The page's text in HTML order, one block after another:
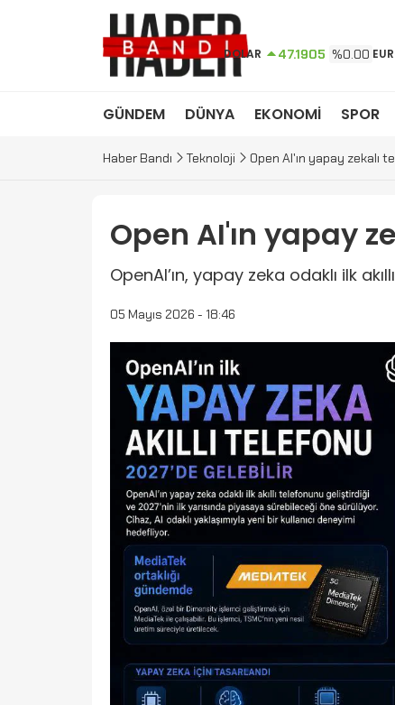
DOLAR 47.1905 %0.00
GÜNDEM DÜNYA EKONOMİ SPOR
Haber Bandı Teknoloji Open AI'ın yapay zekalı
Open AI'ın yapay
OpenAI’ın, yapay zeka odaklı ilk
05 Mayıs 2026 - 18:46